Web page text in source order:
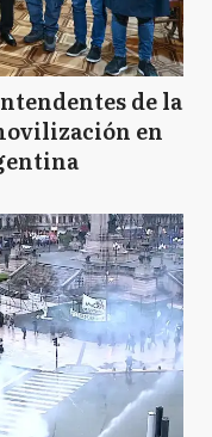
de la
en